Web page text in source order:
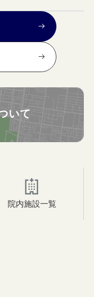
いて
院内施設一覧